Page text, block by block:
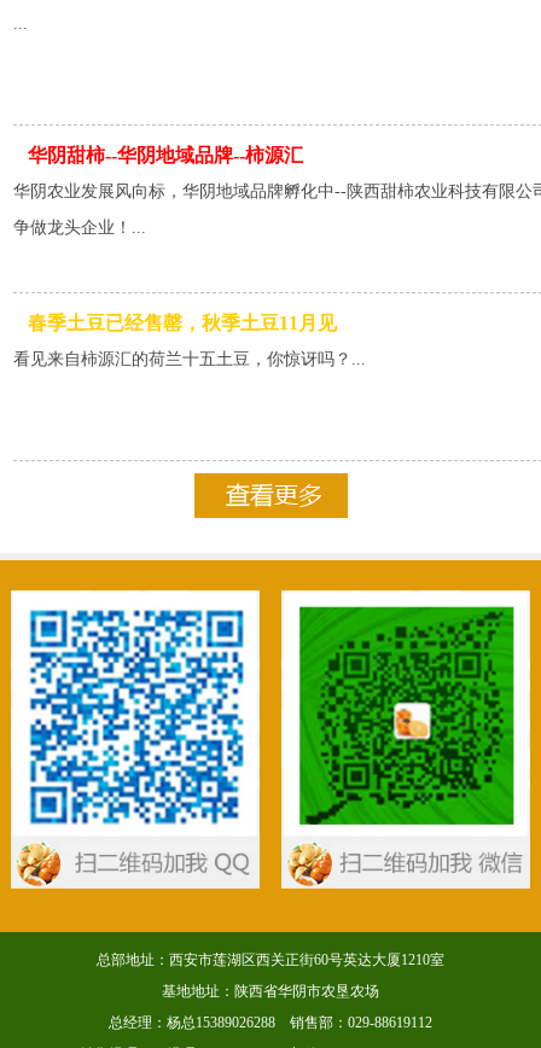
华阴甜柿--华阴地域品牌--柿源汇
华阴农业发展风向标，华阴地域品牌孵化中--陕西甜柿农业科技有限公
争做龙头企业！...
春季土豆已经售罄，秋季土豆11月见
看见来自柿源汇的荷兰十五土豆，你惊讶吗？...
总部地址：西安市莲湖区西关正街60号英达大厦1210室
基地地址：陕西省华阴市农垦农场
总经理：杨总15389026288 销售部：029-88619112